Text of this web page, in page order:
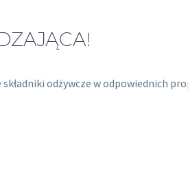
odżywcze w odpowiednich